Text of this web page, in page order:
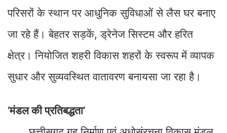
परिसरों के स्थान पर आधुनिक सुविधाओं से लैस घर बनाए
जा रहे हैं। बेहतर सड़कें, ड्रेनेज सिस्टम और हरित
क्षेत्र। नियोजित शहरी विकास शहरों के स्वरूप में व्यापक
सुधार और सुव्यवस्थित वातावरण बनायसा जा रहा है।
’मंडल की प्रतिबद्धता’